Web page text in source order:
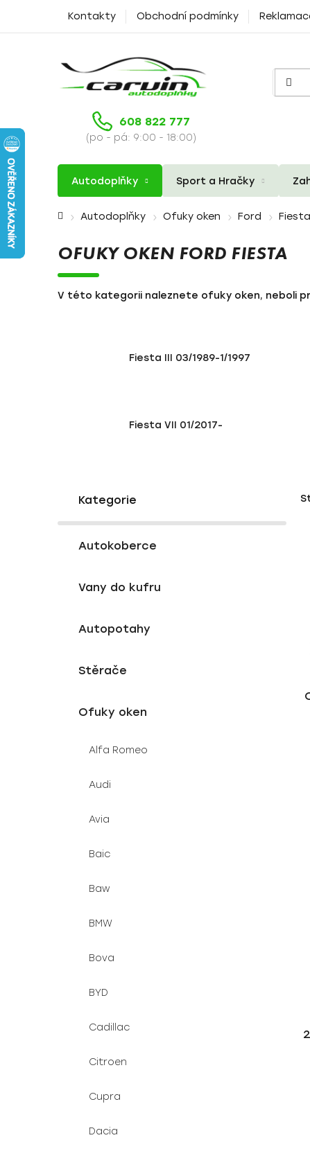
Kontakty Obchodní podmínky
608 822 777
(po - pá: 9:00 - 18:00)
Autodoplňky Sport a Hračky
Domů Autodoplňky Ofuky oken Ford Fiesta
OFUKY OKEN FORD FIESTA
V této kategorii naleznete ofuky oken, neboli
Fiesta III 03/1989-1/1997
Fiesta VII 01/2017-
s
kategorie
t
Autokoberce
Vany do kufru
Autopotahy
Stěrače
Ofuky oken
Alfa Romeo
Audi
Avia
Baic
Baw
BMW
Bova
BYD
Cadillac
Citroen
Cupra
Dacia
u